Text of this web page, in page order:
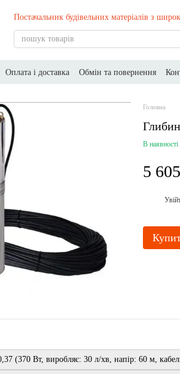
Постачальник будівельних матеріалів з
Оплата і доставка Обмін та повернення
Головна
В наявності
5
(370 Вт, виробляє: 30 л/хв, напір: 60 м,